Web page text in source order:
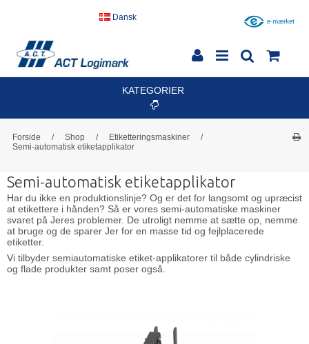
Dansk
KATEGORIER
Forside / Shop / Etiketteringsmaskiner
/
Semi-automatisk etiketapplikator
Semi-automatisk etiketapplikator
Har du ikke en produktionslinje? Og er det for langsomt og upræcist
at etikettere i hånden? Så er vores semi-automatiske maskiner
svaret på Jeres problemer. De utroligt nemme at sætte op, nemme
at bruge og de sparer Jer for en masse tid og fejlplacerede
etiketter.
Vi tilbyder semiautomatiske etiket-applikatorer til både cylindriske
og flade produkter samt poser også.